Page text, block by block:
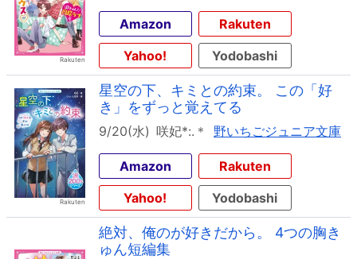
Amazon
Rakuten
Yahoo!
Yodobashi
星空の下、キミとの約束。 この「好
き」をずっと覚えてる
9/20(水) 咲妃*:.＊ 野いちごジュニア文庫
Amazon
Rakuten
Yahoo!
Yodobashi
絶対、俺のが好きだから。 4つの胸き
ゅん短編集